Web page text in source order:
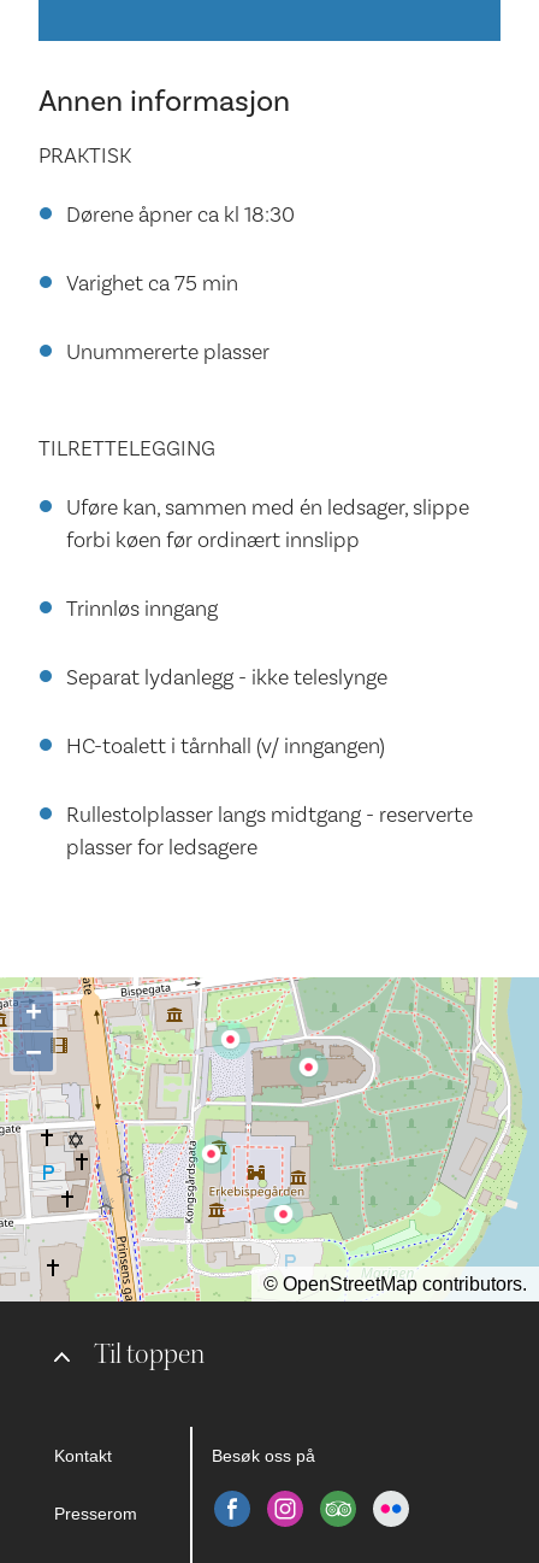
Annen informasjon
PRAKTISK
Dørene åpner ca kl 18:30
Varighet ca 75 min
Unummererte plasser
TILRETTELEGGING
Uføre kan, sammen med én ledsager, slippe
forbi køen før ordinært innslipp
Trinnløs inngang
Separat lydanlegg - ikke teleslynge
HC-toalett i tårnhall (v/ inngangen)
Rullestolplasser langs midtgang - reserverte
plasser for ledsagere
Til toppen
Kontakt
Presserom
Besøk oss på
+
−
© OpenStreetMap contributors.